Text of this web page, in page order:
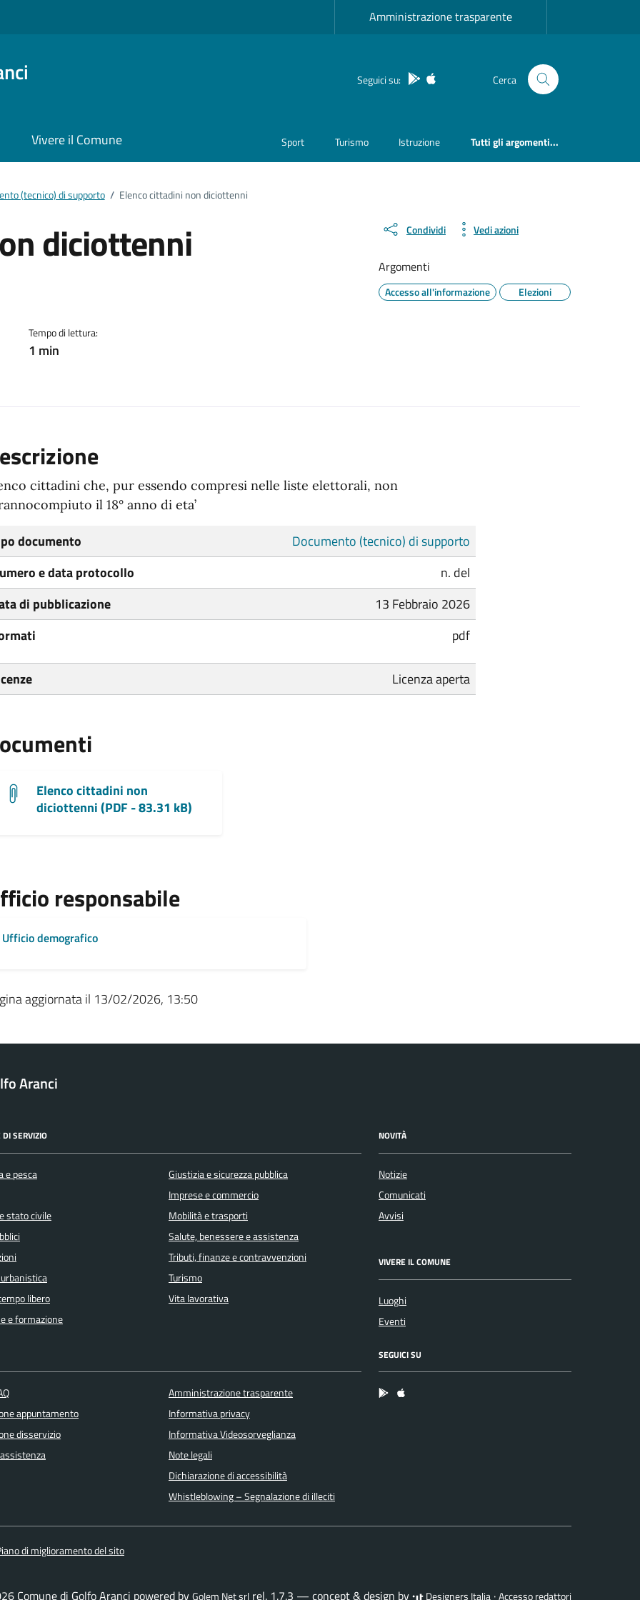
Amministrazione trasparente
Seguici su: App Android
App IOS Cerca
Vivere il Comune Sport Turismo Istruzione Tutti gli argomenti...
(tecnico) di supporto / Elenco cittadini non diciottenni
diciottenni
Tempo di lettura:
1 min
Condividi Vedi azioni
Argomenti
Accesso all'informazione Elezioni
cittadini che, pur essendo compresi nelle liste elettorali, non
il 18° anno di eta’
documento
Documento (tecnico) di supporto
e data protocollo
n. del
di pubblicazione
13 Febbraio 2026
pdf
Licenza aperta
Elenco cittadini non
diciottenni (PDF - 83.31 kB)
responsabile
Ufficio demografico
aggiornata il 13/02/2026, 13:50
Aranci
DI SERVIZIO
e pesca
stato civile
libero
e formazione
Giustizia e sicurezza pubblica
Imprese e commercio
Mobilità e trasporti
Salute, benessere e assistenza
Tributi, finanze e contravvenzioni
Turismo
Vita lavorativa
NOVITÀ
Notizie
Comunicati
Avvisi
VIVERE IL COMUNE
Luoghi
Eventi
appuntamento
disservizio
Amministrazione trasparente
Informativa privacy
Informativa Videosorveglianza
Note legali
Dichiarazione di accessibilità
Whistleblowing – Segnalazione di illeciti
SEGUICI SU
App Android
App IOS
di miglioramento del sito
Comune di Golfo Aranci powered byGolem Net srl rel. 1.7.3 — concept & design by Designers Italia ·Accesso redattori